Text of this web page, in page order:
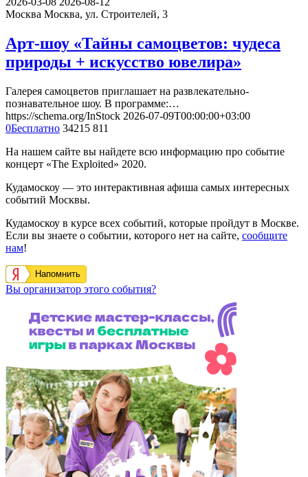
Москва Москва, ул. Строителей, 3
Арт-шоу «Тайны самоцветов: чудеса
природы + искусство ювелира»
Галерея самоцветов приглашает на развлекательно-
познавательное шоу. В программе:…
https://schema.org/InStock 2026-07-09T00:00:00+03:00
0Бесплатно 34215 811
На нашем сайте вы найдете всю информацию про событие
концерт «The Exploited» 2020.
Кудамоскоу — это интерактивная афиша самых интересных
событий Москвы.
Кудамоскоу в курсе всех событий, которые пройдут в Москве.
Если вы знаете о событии, которого нет на сайте, сообщите
нам!
Напомнить
Вы организатор этого события?